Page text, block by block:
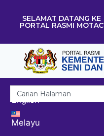
SELAMAT DATANG KE
PORTAL RASMI MOTAC
English
Melayu